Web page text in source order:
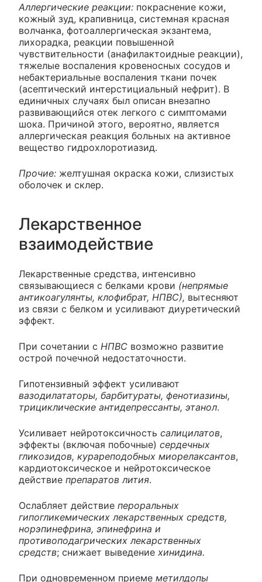
Аллергические реакции: покраснение кожи,
кожный зуд, крапивница, системная красная
волчанка, фотоаллергическая экзантема,
лихорадка, реакции повышенной
чувствительности (анафилактоидные реакции),
тяжелые воспаления кровеносных сосудов и
небактериальные воспаления ткани почек
(асептический интерстициальный нефрит). В
единичных случаях был описан внезапно
развивающийся отек легкого с симптомами
шока. Причиной этого, вероятно, является
аллергическая реакция больных на активное
вещество гидрохлоротиазид.
Прочие: желтушная окраска кожи, слизистых
оболочек и склер.
Лекарственное
взаимодействие
Лекарственные средства, интенсивно
связывающиеся с белками крови (непрямые
антикоагулянты, клофибрат, НПВС), вытесняют
из связи с белком и усиливают диуретический
эффект.
При сочетании с НПВС возможно развитие
острой почечной недостаточности.
Гипотензивный эффект усиливают
вазодилататоры, барбитураты, фенотиазины,
трициклические антидепрессанты, этанол.
Усиливает нейротоксичность салицилатов,
эффекты (включая побочные) сердечных
гликозидов, курареподобных миорелаксантов,
кардиотоксическое и нейротоксическое
действие препаратов лития.
Ослабляет действие пероральных
гипогликемических лекарственных средств,
норэпинефрина, эпинефрина и
противоподагрических лекарственных
средств; снижает выведение хинидина.
При одновременном приеме метилдопы